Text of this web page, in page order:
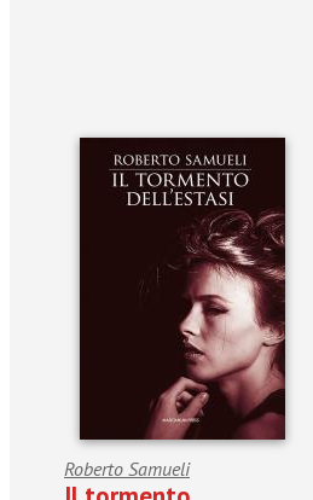
Roberto Samueli